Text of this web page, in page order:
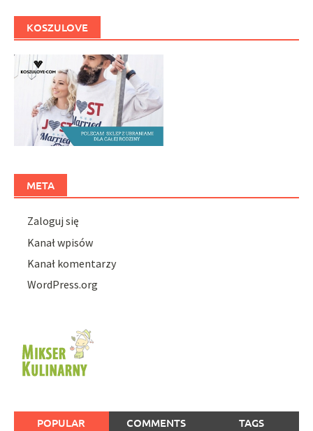
KOSZULOVE
META
Zaloguj się
Kanał wpisów
Kanał komentarzy
WordPress.org
POPULAR COMMENTS TAGS